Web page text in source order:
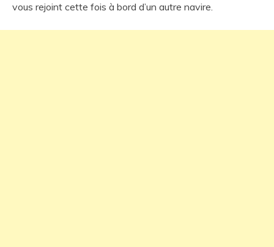
vous rejoint cette fois à bord d’un autre navire.